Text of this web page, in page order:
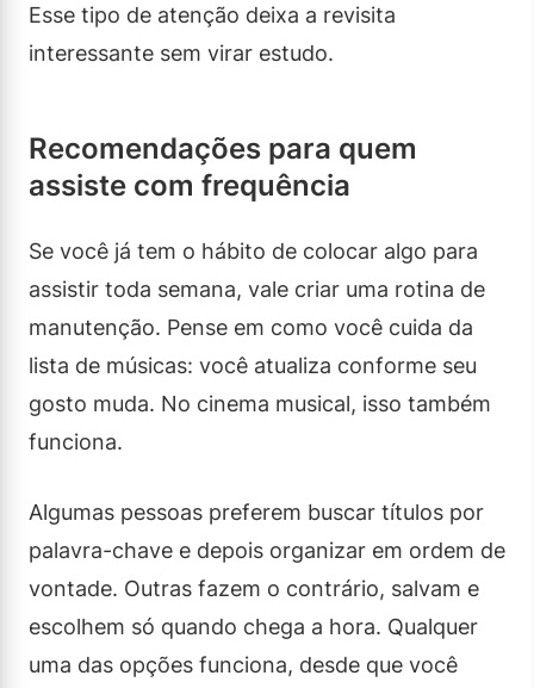
Esse tipo de atenção deixa a revisita
interessante sem virar estudo.
Recomendações para quem
assiste com frequência
Se você já tem o hábito de colocar algo para
assistir toda semana, vale criar uma rotina de
manutenção. Pense em como você cuida da
lista de músicas: você atualiza conforme seu
gosto muda. No cinema musical, isso também
funciona.
Algumas pessoas preferem buscar títulos por
palavra-chave e depois organizar em ordem de
vontade. Outras fazem o contrário, salvam e
escolhem só quando chega a hora. Qualquer
uma das opções funciona, desde que você